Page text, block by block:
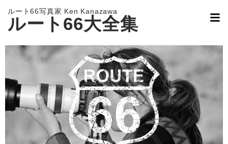
ルート66写真家 Ken Kanazawa
ルート66大全集